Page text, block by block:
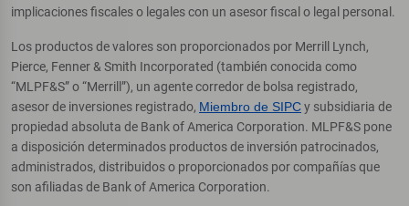
implicaciones fiscales o legales con un asesor fiscal o legal personal.
Los productos de valores son proporcionados por Merrill Lynch,
Pierce, Fenner & Smith Incorporated (también conocida como
“MLPF&S” o “Merrill”), un agente corredor de bolsa registrado,
asesor de inversiones registrado, Miembro de SIPCy subsidiaria de
propiedad absoluta de Bank of America Corporation. MLPF&S pone
a disposición determinados productos de inversión patrocinados,
administrados, distribuidos o proporcionados por compañías que
son afiliadas de Bank of America Corporation.